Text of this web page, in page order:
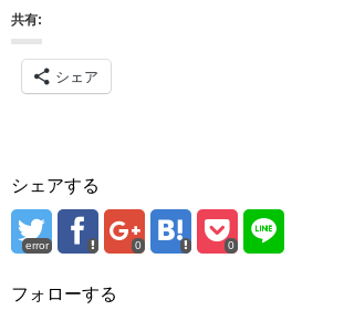
共有:
シェア
シェアする
error 0 0
フォローする